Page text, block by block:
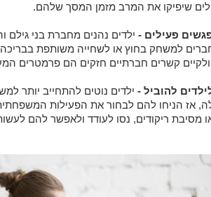
שיפיקו את המרב מזמן המסך שלהם.
פעילים - ילדים נהנים מחברת בני גילם
למשחק בחוץ או לשחייה משותפת
קשרים חברתיים חזקים הם פרמטרים
להוביל - ילדים נוטים להתחייב יותר
אז הניחו להם לבחור את הפעילות
מסיבת ריקודים, נסו לעודד ולאפשר להם